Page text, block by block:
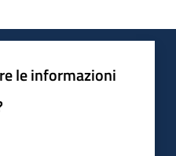
le informazioni